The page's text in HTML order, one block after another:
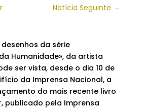
Notícia Seguinte →
da série
Humanidade», da artista
ser vista, desde o dia 10 de
da Imprensa Nacional, a
do mais recente livro
publicado pela Imprensa